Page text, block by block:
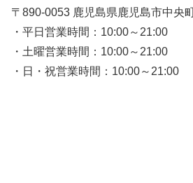
〒890-0053 鹿児島県鹿児島市中央
・平日営業時間：10:00～21:00
・土曜営業時間：10:00～21:00
・日・祝営業時間：10:00～21:00